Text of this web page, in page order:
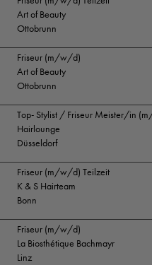
Art of Beauty
Ottobrunn
Friseur (m/w/d)
Art of Beauty
Ottobrunn
Top- Stylist / Friseur Meister/in
Hairlounge
Düsseldorf
Friseur (m/w/d) Teilzeit
K & S Hairteam
Bonn
Friseur (m/w/d)
La Biosthétique Bachmayr
Linz